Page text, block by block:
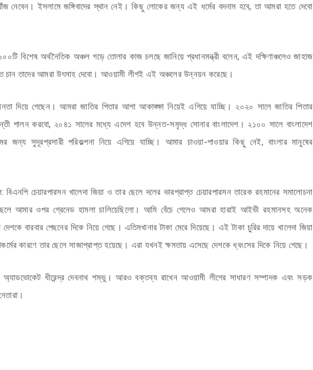
নেবেন। ইসলামে জঙ্গিবাদের স্থান নেই। কিছু লোকের জন্য এই ধর্মের বদনাম হবে, তা আমরা হতে দেবো
বিশেষ অর্থনৈতিক অঞ্চল গড়ে তোলার কাজ চলছে জানিয়ে প্রধানমন্ত্রী বলেন, এই দক্ষিণাঞ্চলেও জাহাজ
চান তাদের আমরা উৎসাহ দেবো। আওয়ামী লীগই এই অঞ্চলের উন্নয়ন করেছে।
দিয়ে গেছেন। আমরা জাতির পিতার আশা আকাঙ্ক্ষা নিয়েই এগিয়ে যাচ্ছি। ২০২০ সালে জাতির পিতার
পালন করবো, ২০৪১ সালের মধ্যে এদেশ হবে উন্নত-সমৃদ্ধ সোনার বাংলাদেশ। ২১০০ সালে বাংলাদেশ
সুদূরপ্রসারী পরিকল্পনা নিয়ে এগিয়ে যাচ্ছি। আমার চাওয়া-পাওয়ার কিছু নেই, বাংলার মানুষের
চেয়ারপারসন খালেদা জিয়া ও তার ছেলে দলের ভারপ্রাপ্ত চেয়ারপারসন তারেক রহমানের সমালোচনা
আমার ওপর গ্রেনেড হামলা চালিয়েছিলো। আমি বেঁচে গেলেও আমরা হারাই আইভী রহমানসহ অনেক
বারবার পেছনের দিকে নিয়ে গেছে। এতিমখানার টাকা মেরে দিয়েছে। এই টাকা চুরির দায়ে খালেদা জিয়া
কারণে তার ছেলে সাজাপ্রাপ্ত হয়েছে। এরা যখনই ক্ষমতায় এসেছে দেশকে ধ্বংসের দিকে নিয়ে গেছে।
ধীরেন্দ্র দেবনাথ শম্ভু। আরও বক্তব্য রাখেন আওয়ামী লীগের সাধারণ সম্পাদক এবং সড়ক